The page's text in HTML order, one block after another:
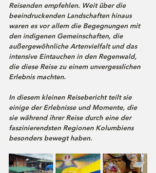
Reisenden empfehlen. Weit über die
beeindruckenden Landschaften hinaus
waren es vor allem die Begegnungen mit
den indigenen Gemeinschaften, die
außergewöhnliche Artenvielfalt und das
intensive Eintauchen in den Regenwald,
die diese Reise zu einem unvergesslichen
Erlebnis machten.
In diesem kleinen Reisebericht teilt sie
einige der Erlebnisse und Momente, die
sie während ihrer Reise durch eine der
faszinierendsten Regionen Kolumbiens
besonders bewegt haben.